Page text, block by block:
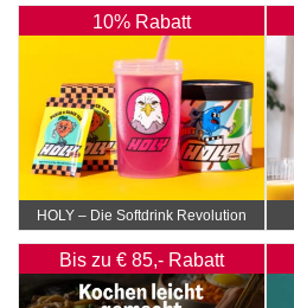
10% Rabatt
HOLY – Die Softdrink Revolution
Bis zu € 85,- Rabatt